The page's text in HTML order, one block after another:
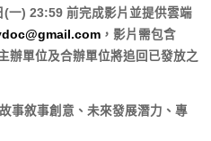
一) 23:59 前完成影片並提供雲端
，影片需包含
辦單位及合辦單位將追回已發放之
事敘事創意、未來發展潛力、專